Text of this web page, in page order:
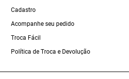
Cadastro
Acompanhe seu pedido
Troca Fácil
Política de Troca e Devolução